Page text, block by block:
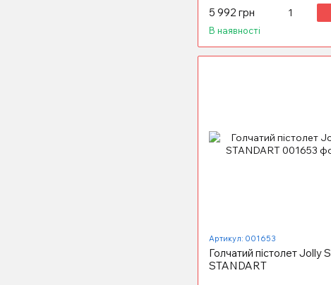
5 992 грн
В наявності
Артикул: 001653
Голчатий пістолет Jolly S
STANDART